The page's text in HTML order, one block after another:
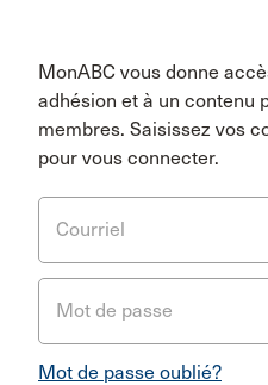
MonABC vous donne
adhésion et à un contenu
membres. Saisissez vos
pour vous connecter.
Courriel
Mot de passe
Mot de passe oublié?